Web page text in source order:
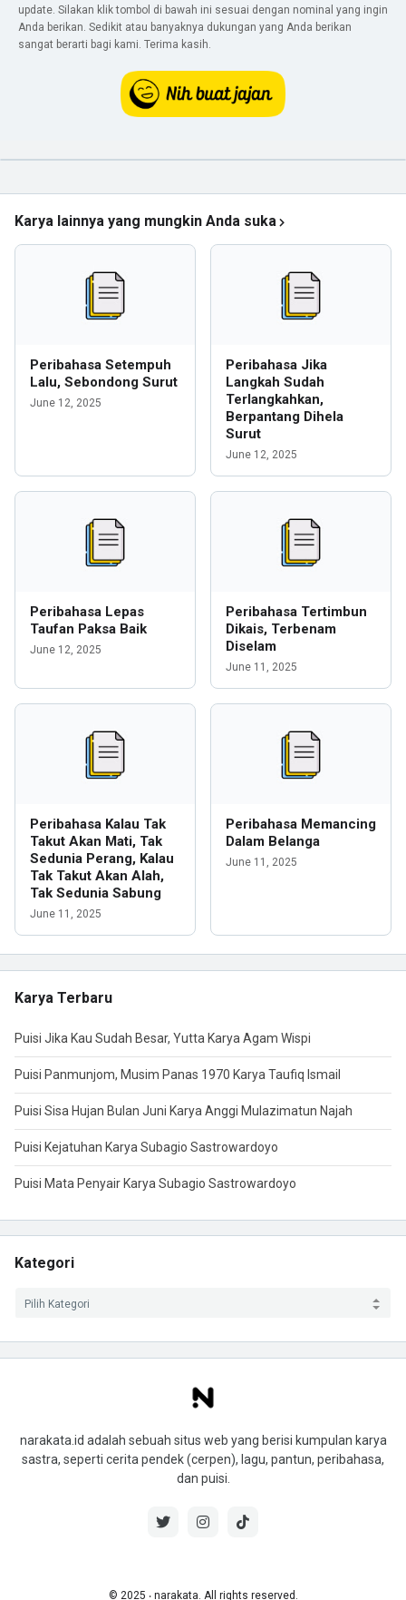
update. Silakan klik tombol di bawah ini sesuai dengan nominal yang ingin
Anda berikan. Sedikit atau banyaknya dukungan yang Anda berikan
sangat berarti bagi kami. Terima kasih.
Karya lainnya yang mungkin Anda suka
Peribahasa Setempuh
Lalu, Sebondong Surut
June 12, 2025
Peribahasa Jika
Langkah Sudah
Terlangkahkan,
Berpantang Dihela
Surut
June 12, 2025
Peribahasa Lepas
Taufan Paksa Baik
June 12, 2025
Peribahasa Tertimbun
Dikais, Terbenam
Diselam
June 11, 2025
Peribahasa Kalau Tak
Takut Akan Mati, Tak
Sedunia Perang, Kalau
Tak Takut Akan Alah,
Tak Sedunia Sabung
June 11, 2025
Peribahasa Memancing
Dalam Belanga
June 11, 2025
Karya Terbaru
Puisi Jika Kau Sudah Besar, Yutta Karya Agam Wispi
Puisi Panmunjom, Musim Panas 1970 Karya Taufiq Ismail
Puisi Sisa Hujan Bulan Juni Karya Anggi Mulazimatun Najah
Puisi Kejatuhan Karya Subagio Sastrowardoyo
Puisi Mata Penyair Karya Subagio Sastrowardoyo
Kategori
narakata.id adalah sebuah situs web yang berisi kumpulan karya
sastra, seperti cerita pendek (cerpen), lagu, pantun, peribahasa,
dan puisi.
© 2025 ‧ narakata. All rights reserved.